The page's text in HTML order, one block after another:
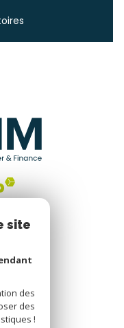
site
des
des
!